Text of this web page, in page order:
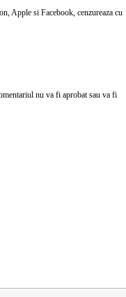
Apple si Facebook, cenzureaza cu
nu va fi aprobat sau va fi